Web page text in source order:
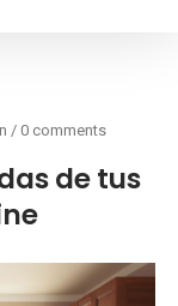
/ 0 comments
de tus